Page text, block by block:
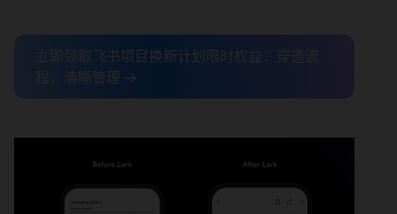
立即领取飞书项目换新计划限时权益：穿透流
程，清晰管理 →